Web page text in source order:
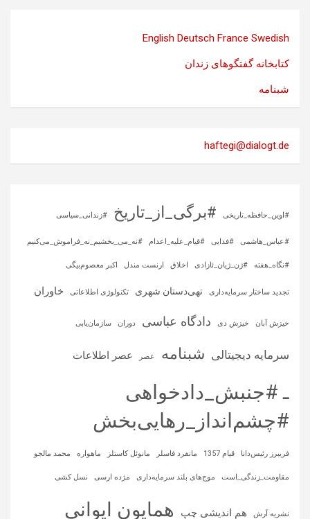
English Deutsch France Swedish
کتابخانه گفتگوهای زندان
شبنامه
haftegi@dialogt.de
#اوین_حافظه_تاریخی #برگی_از_تاریخ #زندانی_سیاسی
#عباس_هاشمی #فدایی #قیام_علیه_اعدام #نه_می_بخشیم_نه_فراموش_می‌کنیم
#نگاه_هفته #ژن_ژیان_ئازادی اخلاق ارنست مندل اکبر معصوم‌بیگی
تجدید ساختار سرمایه‌داری تهی‌دستان شهری تکنولوژی اطلاعاتی خاوران
خیزش آبان خیزش دی دادگاه عباسی دوران سازمان‌یابی
سرمایه‌ دیجیتالی شبنامه عصر عصر اطلاعات
ـ #جنبش_دادخواهی
#چشم‌انداز_رهایی‌بخش
فریبرز رئیس‌دانا قیام 1357 مانفرد فاسلر مانوئل کاستلز ماهواره‌ محمد مالجو
مقاومت_زندگی_است موج‌های بلند سرمایه‌داری مژده ارسی نسل کشی
نشریه آرش هم اندیشی چپ همایون ایوانی